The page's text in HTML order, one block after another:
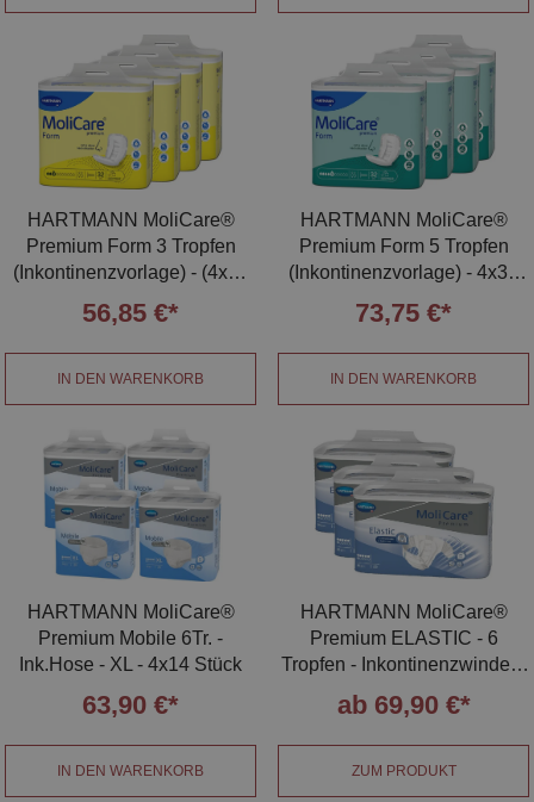
HARTMANN MoliCare®
Premium Form 3 Tropfen
(Inkontinenzvorlage) - (4x32
56,85 €*
IN DEN WARENKORB
HARTMANN MoliCare®
Premium Form 5 Tropfen
(Inkontinenzvorlage) - 4x32
73,75 €*
IN DEN WARENKORB
HARTMANN MoliCare®
Premium Mobile 6Tr. -
Ink.Hose - XL - 4x14 Stück
63,90 €*
IN DEN WARENKORB
HARTMANN MoliCare®
Premium ELASTIC - 6
Tropfen - Inkontinenzwindeln
ab 69,90 €*
ZUM PRODUKT